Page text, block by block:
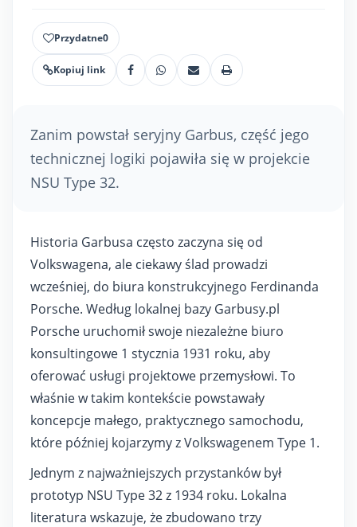
Przydatne0
Kopiuj link
Zanim powstał seryjny Garbus, część jego
technicznej logiki pojawiła się w projekcie
NSU Type 32.
Historia Garbusa często zaczyna się od
Volkswagena, ale ciekawy ślad prowadzi
wcześniej, do biura konstrukcyjnego Ferdinanda
Porsche. Według lokalnej bazy Garbusy.pl
Porsche uruchomił swoje niezależne biuro
konsultingowe 1 stycznia 1931 roku, aby
oferować usługi projektowe przemysłowi. To
właśnie w takim kontekście powstawały
koncepcje małego, praktycznego samochodu,
które później kojarzymy z Volkswagenem Type 1.
Jednym z najważniejszych przystanków był
prototyp NSU Type 32 z 1934 roku. Lokalna
literatura wskazuje, że zbudowano trzy